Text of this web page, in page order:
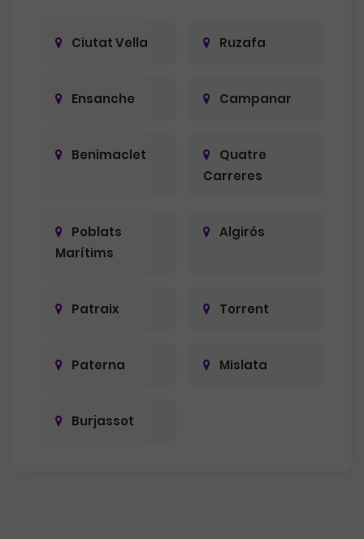
Ciutat Vella Ruzafa
Ensanche Campanar
Benimaclet
Quatre
Carreres
Poblats
Marítims
Algirós
Patraix Torrent
Paterna Mislata
Burjassot